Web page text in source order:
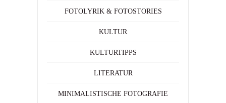
FOTOLYRIK & FOTOSTORIES
KULTUR
KULTURTIPPS
LITERATUR
MINIMALISTISCHE FOTOGRAFIE